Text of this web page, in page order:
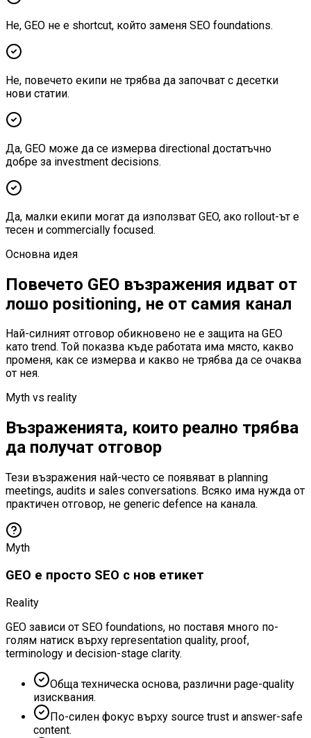
Не, GEO не е shortcut, който заменя SEO foundations.
Не, повечето екипи не трябва да започват с десетки
нови статии.
Да, GEO може да се измерва directional достатъчно
добре за investment decisions.
Да, малки екипи могат да използват GEO, ако rollout-ът е
тесен и commercially focused.
Основна идея
Повечето GEO възражения идват от
лошо positioning, не от самия канал
Най-силният отговор обикновено не е защита на GEO
като trend. Той показва къде работата има място, какво
променя, как се измерва и какво не трябва да се очаква
от нея.
Myth vs reality
Възраженията, които реално трябва
да получат отговор
Тези възражения най-често се появяват в planning
meetings, audits и sales conversations. Всяко има нужда от
практичен отговор, не generic defence на канала.
Myth
GEO е просто SEO с нов етикет
Reality
GEO зависи от SEO foundations, но поставя много по-
голям натиск върху representation quality, proof,
terminology и decision-stage clarity.
Обща техническа основа, различни page-quality
изисквания.
По-силен фокус върху source trust и answer-safe
content.